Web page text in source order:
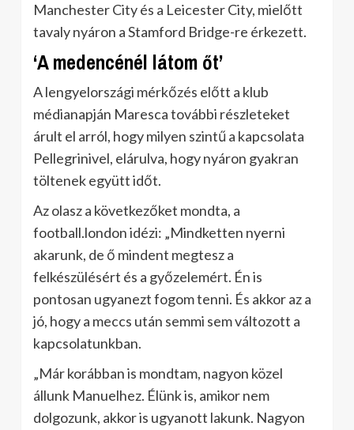
Manchester City és a Leicester City, mielőtt
tavaly nyáron a Stamford Bridge-re érkezett.
‘A medencénél látom őt’
A lengyelországi mérkőzés előtt a klub
médianapján Maresca további részleteket
árult el arról, hogy milyen szintű a kapcsolata
Pellegrinivel, elárulva, hogy nyáron gyakran
töltenek együtt időt.
Az olasz a következőket mondta, a
football.london idézi: „Mindketten nyerni
akarunk, de ő mindent megtesz a
felkészülésért és a győzelemért. Én is
pontosan ugyanezt fogom tenni. És akkor az a
jó, hogy a meccs után semmi sem változott a
kapcsolatunkban.
„Már korábban is mondtam, nagyon közel
állunk Manuelhez. Élünk is, amikor nem
dolgozunk, akkor is ugyanott lakunk. Nagyon